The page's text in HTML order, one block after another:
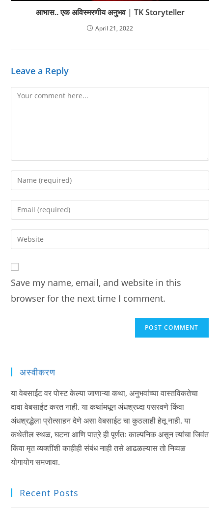
आभास.. एक अविस्मरणीय अनुभव | TK Storyteller
April 21, 2022
Leave a Reply
Comment
Enter
your
name
comment
Enter
your
email
address
Enter
your
URL
(optional)
Save my name, email, and website in this
browser for the next time I comment.
अस्वीकरण
या वेबसाईट वर पोस्ट केल्या जाणाऱ्या कथा, अनुभवांच्या वास्तविकतेचा
दावा वेबसाईट करत नाही. या कथांमधून अंधश्रध्दा पसरवणे किंवा
अंधश्रद्धेला प्रोत्साहन देणे असा वेबसाईट चा कुठलाही हेतू नाही. या
कथेतील स्थळ, घटना आणि पात्रे ही पूर्णतः काल्पनिक असून त्यांचा जिवंत
किंवा मृत व्यक्तींशी काहीही संबंध नाही तसे आढळल्यास तो निव्वळ
योगायोग समजावा.
Recent Posts